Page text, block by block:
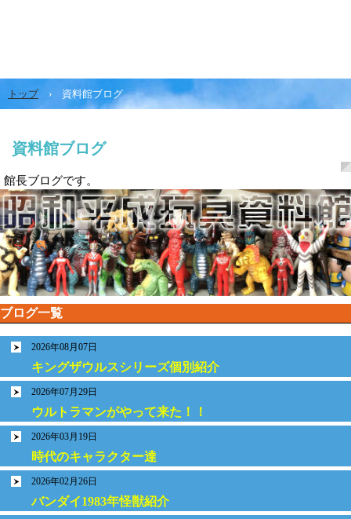
トップ › 資料館ブログ
資料館ブログ
館長ブログです。
ブログ一覧
2026年08月07日
キングザウルスシリーズ個別紹介
2026年07月29日
ウルトラマンがやって来た！！
2026年03月19日
時代のキャラクター達
2026年02月26日
バンダイ1983年怪獣紹介